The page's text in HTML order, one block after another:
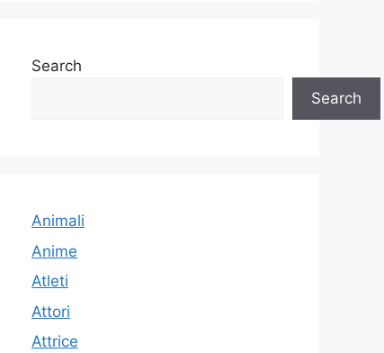
Search
Search
Animali
Anime
Atleti
Attori
Attrice